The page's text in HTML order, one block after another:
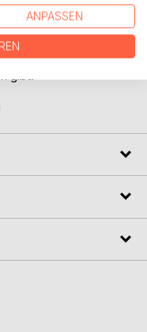
sich auf die Suche
den Soldaten des
um den
finden, von dem
ANPASSEN